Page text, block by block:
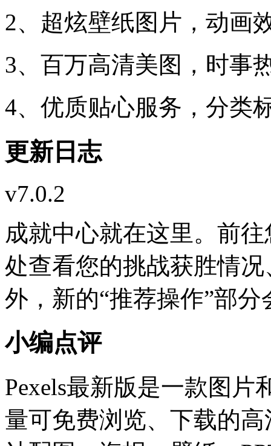
2、超炫壁纸图片，动画
3、百万高清美图，时事
4、优质贴心服务，分类
更新日志
v7.0.2
成就中心就在这里。前
处查看您的挑战获胜情
外，新的“推荐操作”部
小编点评
Pexels最新版是一款图
量可免费浏览、下载的